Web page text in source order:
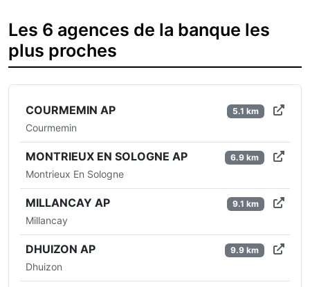
Les 6 agences de la banque les
plus proches
COURMEMIN AP
Courmemin
5.1 km
MONTRIEUX EN SOLOGNE AP
Montrieux En Sologne
6.9 km
MILLANCAY AP
Millancay
9.1 km
DHUIZON AP
Dhuizon
9.9 km